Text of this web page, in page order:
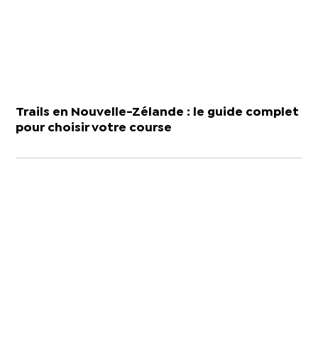
Trails en Nouvelle-Zélande : le guide complet
pour choisir votre course